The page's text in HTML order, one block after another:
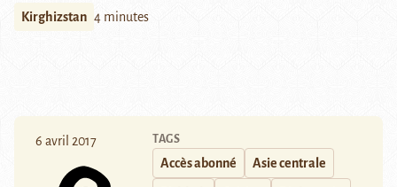
Kirghizstan 4 minutes
6 avril 2017 TAGS
Accès abonné Asie centrale